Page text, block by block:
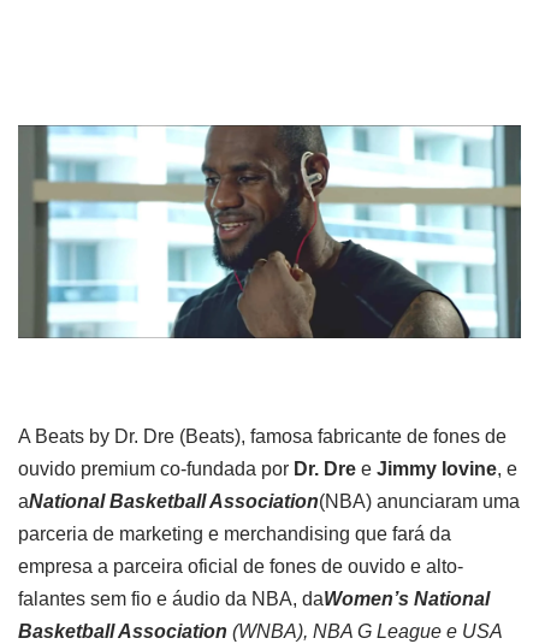
A Beats by Dr. Dre (Beats), famosa fabricante de fones de
ouvido premium co-fundada por Dr. Dre e Jimmy Iovine, e
aNational Basketball Association(NBA) anunciaram uma
parceria de marketing e merchandising que fará da
empresa a parceira oficial de fones de ouvido e alto-
falantes sem fio e áudio da NBA, daWomen’s National
Basketball Association (WNBA), NBA G League e USA